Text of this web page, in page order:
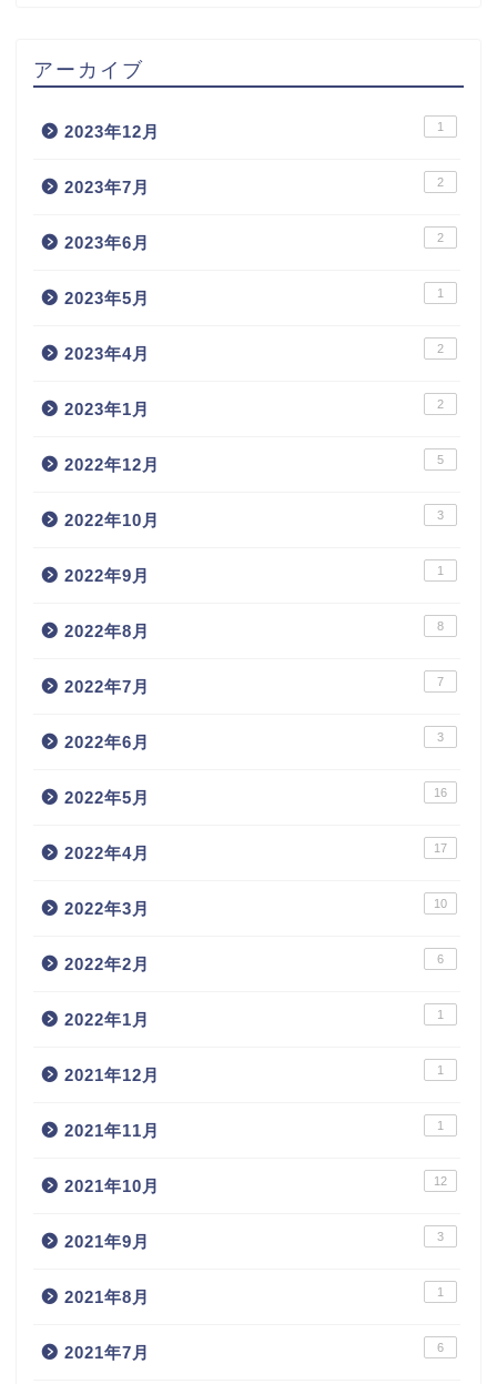
アーカイブ
2023年12月 1
2023年7月 2
2023年6月 2
2023年5月 1
2023年4月 2
2023年1月 2
2022年12月 5
2022年10月 3
2022年9月 1
2022年8月 8
2022年7月 7
2022年6月 3
2022年5月 16
2022年4月 17
2022年3月 10
2022年2月 6
2022年1月 1
2021年12月 1
2021年11月 1
2021年10月 12
2021年9月 3
2021年8月 1
2021年7月 6